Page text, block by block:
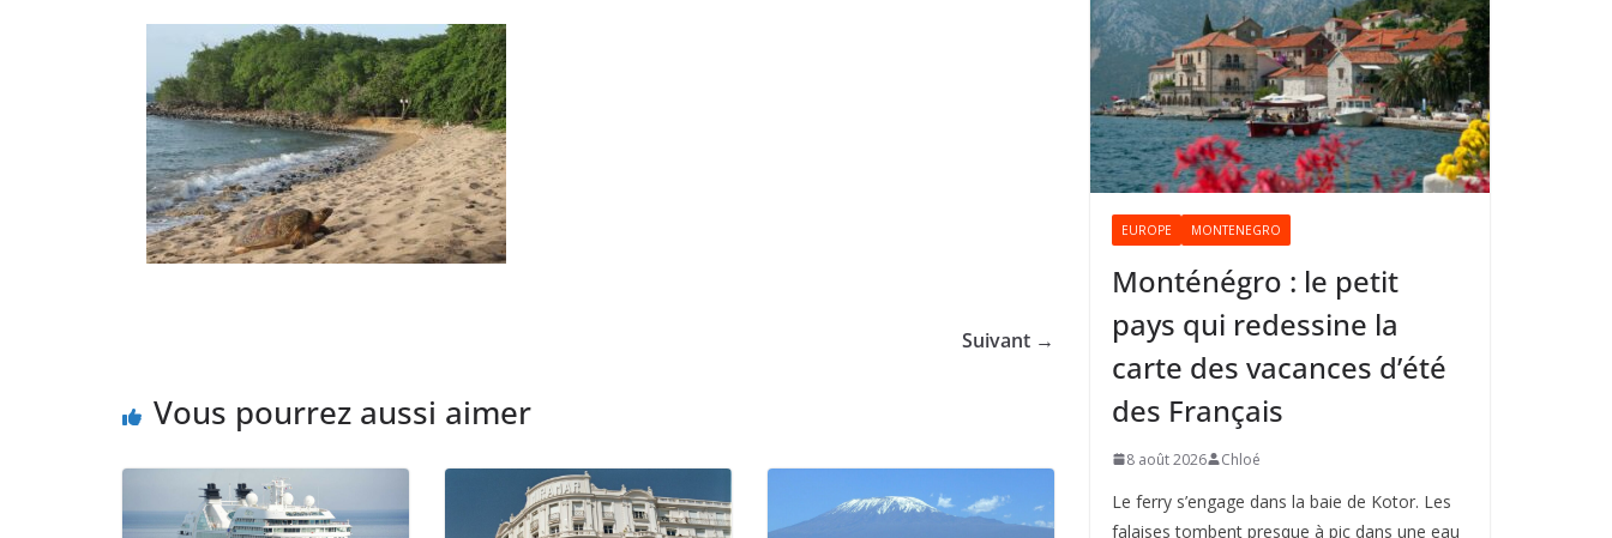
Suivant →
Vous pourrez aussi aimer
EUROPE MONTENEGRO
Monténégro : le petit
pays qui redessine la
carte des vacances d’été
des Français
8 août 2026 Chloé
Le ferry s’engage dans la baie de Kotor. Les
falaises tombent presque à pic dans une eau